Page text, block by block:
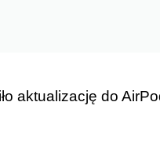
aktualizację do